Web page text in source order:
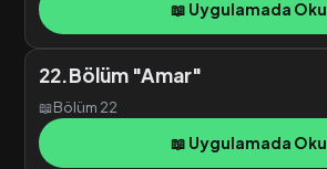
📖 Uygulamada Oku
22.Bölüm "Amar"
📖Bölüm 22
📖 Uygulamada Oku